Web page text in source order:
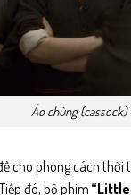
Áo chùng
cho phong cách
đó, bộ phim